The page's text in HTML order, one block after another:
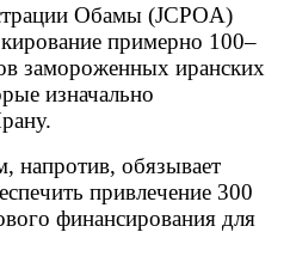
Обамы (JCPOA)
примерно 100–
замороженных иранских
изначально
обязывает
привлечение 300
финансирования для